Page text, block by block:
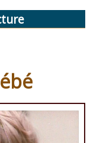
la
musique »